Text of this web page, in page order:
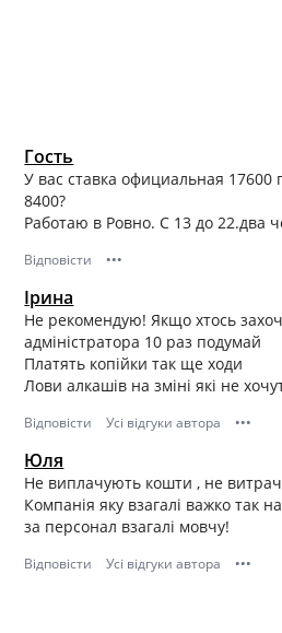
Гость
У вас ставка официальная
8400?
Работаю в Ровно. С 13 до 22.два
Відповісти •••
Ірина
Не рекомендую! Якщо хтось
адміністратора 10 раз подумай
Платять копійки так ще ходи
Лови алкашів на зміні які не
Відповісти Усі відгуки автора •••
Юля
Не виплачують кошти , не
Компанія яку взагалі важко так
за персонал взагалі мовчу!
Відповісти Усі відгуки автора •••